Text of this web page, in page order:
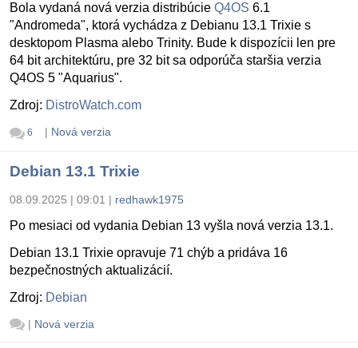
Bola vydaná nová verzia distribúcie Q4OS 6.1
"Andromeda", ktorá vychádza z Debianu 13.1 Trixie s
desktopom Plasma alebo Trinity. Bude k dispozícii len pre
64 bit architektúru, pre 32 bit sa odporúča staršia verzia
Q4OS 5 "Aquarius".
Zdroj: DistroWatch.com
6 | Nová verzia
Debian 13.1 Trixie
08.09.2025 | 09:01 | redhawk1975
Po mesiaci od vydania Debian 13 vyšla nová verzia 13.1.
Debian 13.1 Trixie opravuje 71 chýb a pridáva 16
bezpečnostných aktualizácií.
Zdroj: Debian
| Nová verzia